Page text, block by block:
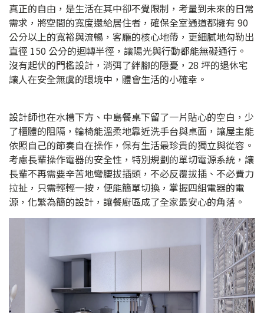
真正的自由，是生活在其中卻不覺限制，考量到未來的日常
需求，將空間的寬度還給居住者，確保全室通道都擁有 90
公分以上的寬裕與流暢，客廳的核心地帶，更細膩地勾勒出
直徑 150 公分的迴轉半徑，讓陽光與行動都能無礙通行。
沒有起伏的門檻設計，消弭了絆腳的隱憂，28 坪的退休宅
讓人在安全無虞的環境中，體會生活的小確幸。
設計師也在水槽下方、中島餐桌下留了一片貼心的空白，少
了櫃體的阻隔，輪椅能溫柔地靠近洗手台與桌面，讓屋主能
依照自己的節奏自在操作，保有生活最珍貴的獨立與從容。
考慮長輩操作電器的安全性，特別規劃的單切電源系統，讓
長輩不再需要辛苦地彎腰拔插頭，不必反覆拔插、不必費力
拉扯，只需輕輕一按，便能簡單切換，掌握四組電器的電
源，化繁為簡的設計，讓餐廚區成了全家最安心的角落。